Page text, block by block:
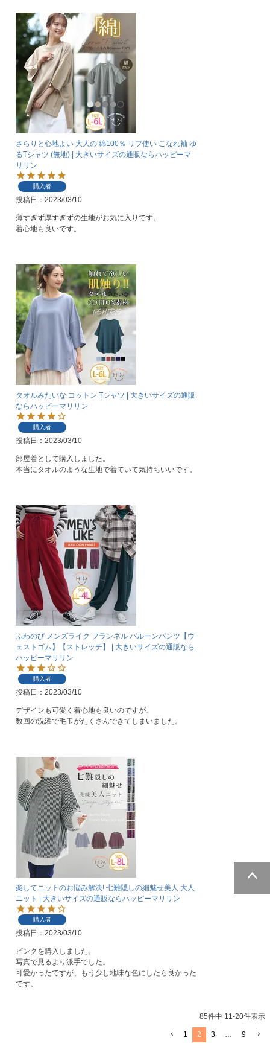
さらりと心地よい 大人の 綿100％ リブ使い こなれ袖 ゆ
るTシャツ (無地) | 大きいサイズの通販ならハッピーマ
リリン
購入者
投稿日 2023/03/10
薄すぎず厚すぎずの生地がお気に入りです。
着心地も良いです。
タオルみたいな コットン Tシャツ | 大きいサイズの通販
ならハッピーマリリン
購入者
投稿日 2023/03/10
部屋着として購入しました。
本当にタオルのような生地で着ていて気持ちいいです。
ふわのび メンズライク フランネル バルーンパンツ【ウ
ェストゴム】【ストレッチ】 | 大きいサイズの通販なら
ハッピーマリリン
購入者
投稿日 2023/03/10
デザインも可愛く着心地も良いのですが、
数回の洗濯で毛玉がたくさんできてしまいました。
楽してニットのお悩み解決! 七難隠しの細魅せ美人 大人
ニット | 大きいサイズの通販ならハッピーマリリン
購入者
投稿日 2023/03/10
ピンクを購入しました。
写真で見るより派手でした。
可愛かったですが、もう少し地味な色にしたら良かった
です。
85件中 11-20件表示
1 2 3 … 9